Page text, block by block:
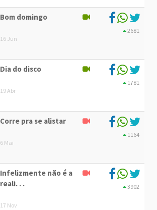
Bom domingo
16 Jun
2681
Dia do disco
19 Abr
1781
Corre pra se alistar
6 Mai
1164
Infelizmente não é a
reali. . .
17 Nov
3902